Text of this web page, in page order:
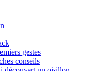
gestes
conseils